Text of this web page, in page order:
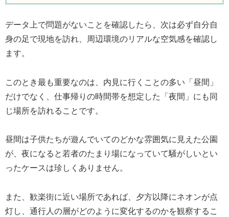
データ上で問題がないことを確認したら、次は必ず自分自
身の足で現地を訪れ、周辺環境のリアルな空気感を確認し
ます。
このとき最も重要なのは、内見に行くことの多い「昼間」
だけでなく、仕事帰りの時間帯を想定した「夜間」にも同
じ場所を訪れることです。
昼間は子供たちが遊んでいてのどかな雰囲気に見えた公園
が、夜になると若者のたまり場になっていて騒がしいとい
ったケースは珍しくありません。
また、歓楽街に近い場所であれば、夕方以降にネオンが点
灯し、通行人の層がどのように変化するのかを観察するこ